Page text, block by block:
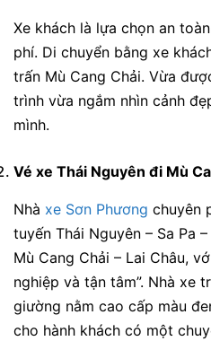
Xe khách là lựa chọn an
phí. Di chuyển bằng xe
trấn Mù Cang Chải. Vừa
trình vừa ngắm nhìn cảnh
mình.
Vé xe Thái Nguyên đi Mù
Nhà xe Sơn Phương chuyê​n
tuyến Thái Nguyên – Sa Pa
Mù Cang Chải – Lai Châu,
nghiệp và​ tậ​n tâ​m”. Nhà xe
giường nằm cao cấp màu
cho hành khách có một